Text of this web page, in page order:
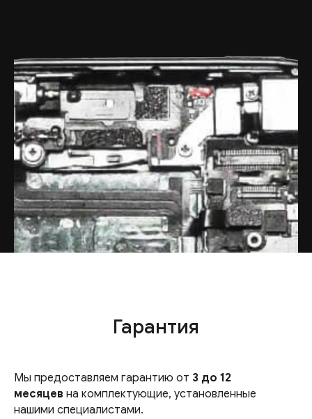
Гарантия
Мы предоставляем гарантию от 3 до 12
месяцев на комплектующие, установленные
нашими специалистами.